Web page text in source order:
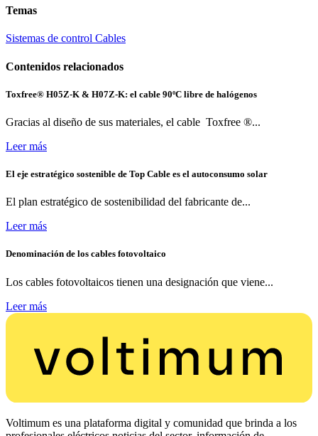
Temas
Sistemas de control Cables
Contenidos relacionados
Toxfree® H05Z-K & H07Z-K: el cable 90ºC libre de halógenos
Gracias al diseño de sus materiales, el cable Toxfree ®...
Leer más
El eje estratégico sostenible de Top Cable es el autoconsumo solar
El plan estratégico de sostenibilidad del fabricante de...
Leer más
Denominación de los cables fotovoltaico
Los cables fotovoltaicos tienen una designación que viene...
Leer más
Voltimum es una plataforma digital y comunidad que brinda a los